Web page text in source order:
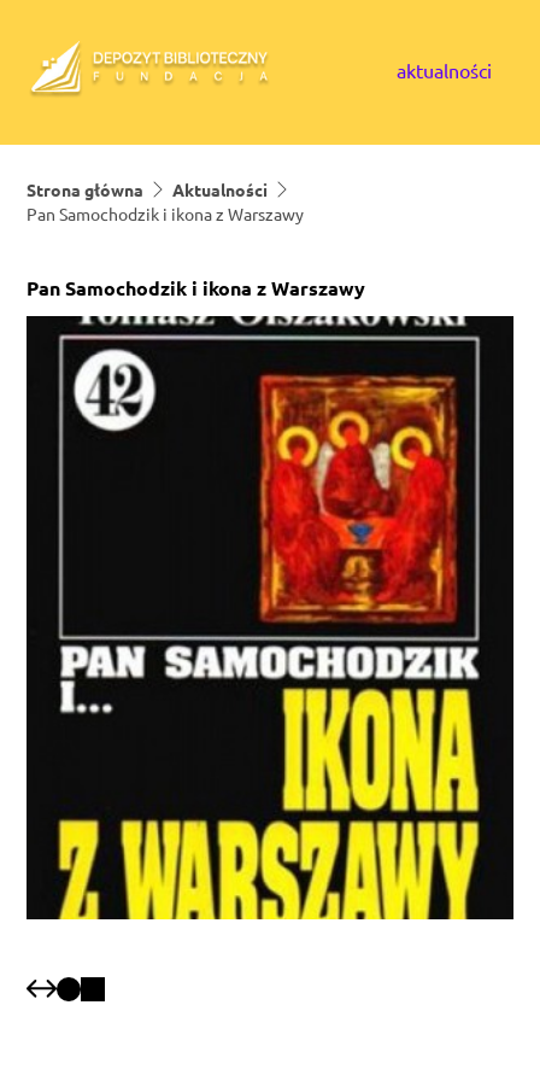
aktualności
Strona główna
Aktualności
Pan Samochodzik i ikona z Warszawy
Pan Samochodzik i ikona z Warszawy